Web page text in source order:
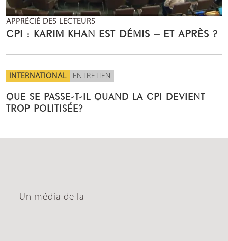
APPRÉCIÉ DES LECTEURS
CPI : KARIM KHAN EST DÉMIS – ET APRÈS ?
INTERNATIONAL ENTRETIEN
QUE SE PASSE-T-IL QUAND LA CPI DEVIENT
TROP POLITISÉE?
Un média de la